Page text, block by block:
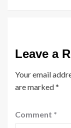
Leave a
Your email
are marked*
Comment *